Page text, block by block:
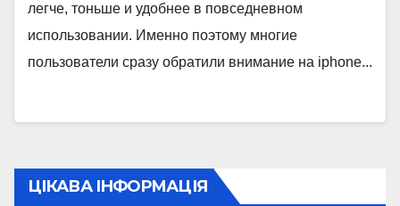
легче, тоньше и удобнее в повседневном
использовании. Именно поэтому многие
пользователи сразу обратили внимание на iphone...
ЦІКАВА ІНФОРМАЦІЯ